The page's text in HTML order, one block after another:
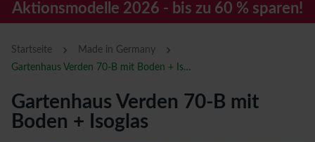
Aktionsmodelle 2026 - bis zu 60 % sparen!
Startseite › Made in Germany ›
Gartenhaus Verden 70-B mit Boden + Isoglas
Gartenhaus Verden 70-B mit
Boden + Isoglas